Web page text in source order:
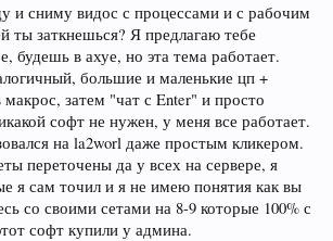
как ты пытаешся отмыться от того
обмазать совсем не зная тех кого
твой скрин, только скрин, он ничего не
опровергает, при юзе макроса, КОГДА ТЫ жмешь
ПРЕРЫВНО и жреш СР , если даже ты
херову тучу раз, он не будет работать так как у
потому что ОН СБИВАЕТСЯ это программа,
тормозит использование живых скилов,
кого пример с Даниель Дефо привел, ты в стенку
да утыкайся ты уже наконец, срать чем вы там
на тех кто не пользуется без основательно или
своих альфа скилах, или своем опыте использования
не докажешь, так же ка к и не докажешь
и сниму видос с процессами и с рабочим
ты заткнешься? Я предлагаю тебе
будешь в ахуе, но эта тема работает.
большие и маленькие цп +
затем "чат с Enter" и просто
софт не нужен, у меня все работает.
на la2worl даже простым кликером.
переточены да у всех на сервере, я
я сам точил и я не имею понятия как вы
со своими сетами на 8-9 которые 100% с
софт купили у админа.